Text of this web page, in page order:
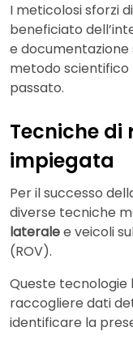
I meticolosi sforzi
beneficiato
e
metodo scientifico
passato.
Tecniche di
impiegata
Per il successo
diverse tecniche
lateralee veicoli
(ROV).
Queste tecnologie
raccogliere dati
identificare la